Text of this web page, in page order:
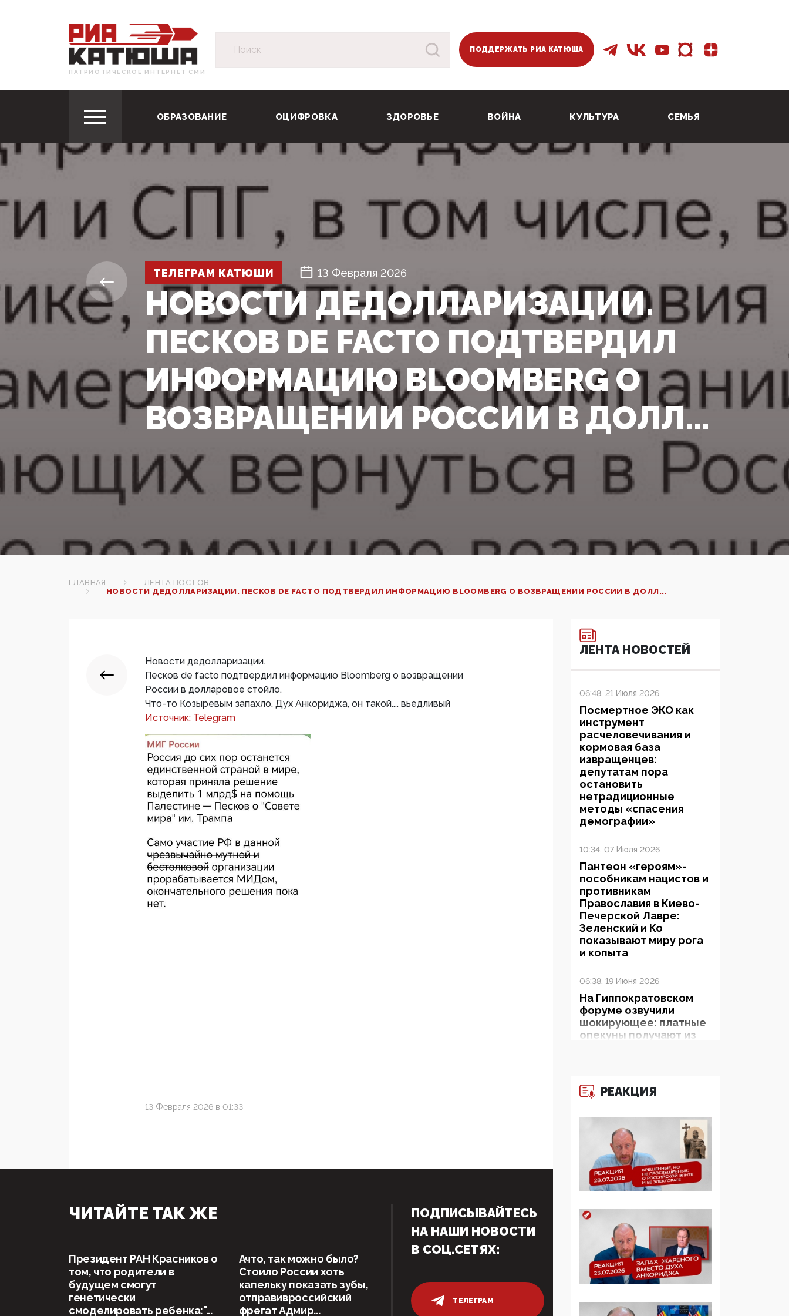
ПАТРИОТИЧЕСКОЕ ИНТЕРНЕТ СМИ
ПОДДЕРЖАТЬ РИА КАТЮША
ОБРАЗОВАНИЕ ОЦИФРОВКА ЗДОРОВЬЕ ВОЙНА КУЛЬТУРА СЕМЬЯ
ТЕЛЕГРАМ КАТЮШИ 13 Февраля 2026
НОВОСТИ ДЕДОЛЛАРИЗАЦИИ.
ПЕСКОВ DE FACTO ПОДТВЕРДИЛ
ИНФОРМАЦИЮ BLOOMBERG О
ВОЗВРАЩЕНИИ РОССИИ В ДОЛЛ...
ГЛАВНАЯ
ЛЕНТА ПОСТОВ
НОВОСТИ ДЕДОЛЛАРИЗАЦИИ. ПЕСКОВ DE FACTO ПОДТВЕРДИЛ ИНФОРМАЦИЮ BLOOMBERG О ВОЗВРАЩЕНИИ РОССИИ В ДОЛЛ...
Новости дедолларизации.
Песков de facto подтвердил информацию Bloomberg о возвращении
России в долларовое стойло.
Что-то Козыревым запахло. Дух Анкориджа, он такой.... вьедливый
Источник: Telegram
13 Февраля 2026 в 01:33
ЛЕНТА НОВОСТЕЙ
06:48, 21 Июля 2026
Посмертное ЭКО как
инструмент
расчеловечивания и
кормовая база
извращенцев:
депутатам пора
остановить
нетрадиционные
методы «спасения
демографии»
10:34, 07 Июля 2026
Пантеон «героям»-
пособникам нацистов и
противникам
Православия в Киево-
Печерской Лавре:
Зеленский и Ко
показывают миру рога
и копыта
06:38, 19 Июня 2026
На Гиппократовском
форуме озвучили
шокирующее: платные
опекуны получают из
05:00, 13 Июня 2026
Разбор учебника
Обществознания под
редакцией Медведева:
суверенитет,
традиционные
ценности и немного
двоемыслия
11:53, 09 Июня 2026
Прокуратура наконец
увидела
экстремистскую
деятельность ИИТО
ЮНЕСКО в России, но
продолжают
РЕАКЦИЯ
ЧИТАЙТЕ ТАК ЖЕ
Президент РАН Красников о
том, что родители в
будущем смогут
генетически
смоделировать ребенка:"...
Ачто, так можно было?
Стоило России хоть
капельку показать зубы,
отправивроссийский
фрегат Адмир...
ПОДПИСЫВАЙТЕСЬ
НА НАШИ НОВОСТИ
В СОЦ.СЕТЯХ:
ТЕЛЕГРАМ